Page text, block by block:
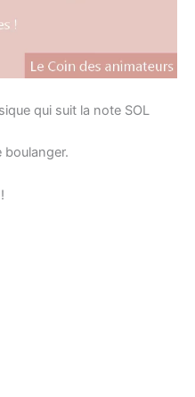
qui suit la note SOL